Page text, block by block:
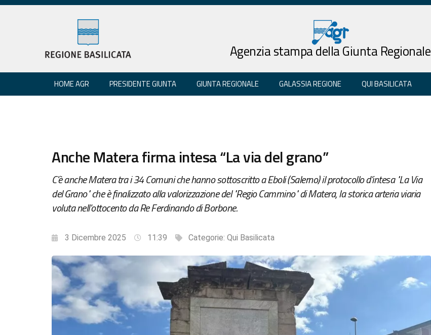
Agenzia stampa della Giunta Regionale
HOME AGR PRESIDENTE GIUNTA GIUNTA REGIONALE GALASSIA REGIONE QUI BASILICATA
Anche Matera firma intesa “La via del grano”
C'è anche Matera tra i 34 Comuni che hanno sottoscritto a Eboli (Salerno) il protocollo d'intesa "La Via
del Grano" che è finalizzato alla valorizzazione del "Regio Cammino" di Matera, la storica arteria viaria
voluta nell'ottocento da Re Ferdinando di Borbone.
3 Dicembre 2025 11:39 Categorie: Qui Basilicata